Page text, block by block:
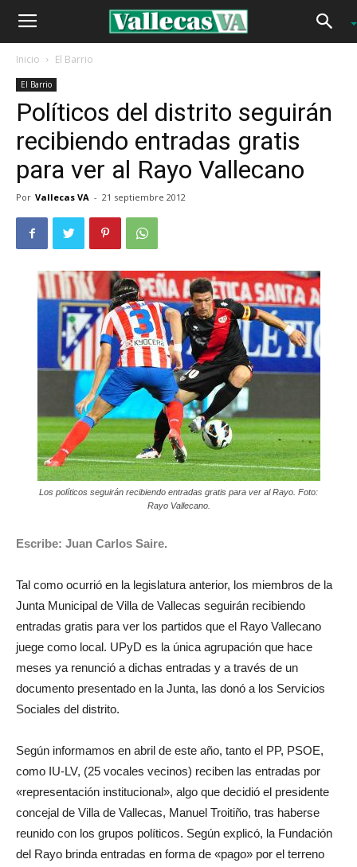
Inicio El Barrio
El Barrio
Políticos del distrito seguirán
recibiendo entradas gratis
para ver al Rayo Vallecano
Por Vallecas VA - 21 septiembre 2012
Los políticos seguirán recibiendo entradas gratis para ver al Rayo. Foto:
Rayo Vallecano.
Escribe: Juan Carlos Saire.
Tal como ocurrió en la legislatura anterior, los miembros de la
Junta Municipal de Villa de Vallecas seguirán recibiendo
entradas gratis para ver los partidos que el Rayo Vallecano
juege como local. UPyD es la única agrupación que hace
meses ya renunció a dichas entradas y a través de un
documento presentado en la Junta, las donó a los Servicios
Sociales del distrito.
Según informamos en abril de este año, tanto el PP, PSOE,
como IU-LV, (25 vocales vecinos) reciben las entradas por
«representación institucional», algo que decidió el presidente
concejal de Villa de Vallecas, Manuel Troitiño, tras haberse
reunido con los grupos políticos. Según explicó, la Fundación
del Rayo brinda entradas en forma de «pago» por el terreno